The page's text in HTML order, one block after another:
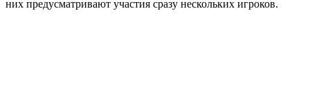
них предусматривают участия сразу нескольких игроков.